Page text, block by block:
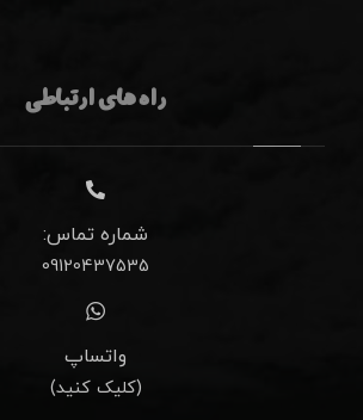
راه های ارتباطی
شماره تماس:
09120437535
واتساپ
(کلیک کنید)